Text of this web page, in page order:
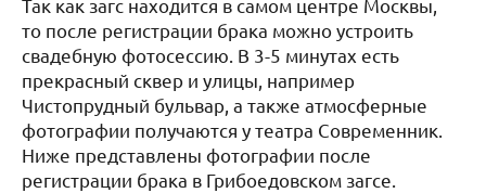
Так как загс находится в самом центре Москвы,
то после регистрации брака можно устроить
свадебную фотосессию. В 3-5 минутах есть
прекрасный сквер и улицы, например
Чистопрудный бульвар, а также атмосферные
фотографии получаются у театра Современник.
Ниже представлены фотографии после
регистрации брака в Грибоедовском загсе.